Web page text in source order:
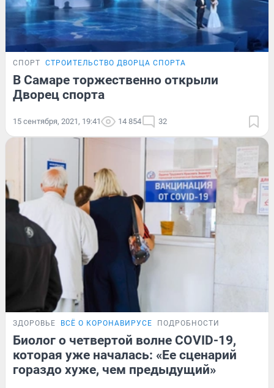
СПОРТ СТРОИТЕЛЬСТВО ДВОРЦА СПОРТА
В Самаре торжественно открыли
Дворец спорта
15 сентября, 2021, 19:41 14 854 32
ЗДОРОВЬЕ ВСЁ О КОРОНАВИРУСЕ ПОДРОБНОСТИ
Биолог о четвертой волне COVID-19,
которая уже началась: «Ее сценарий
гораздо хуже, чем предыдущий»